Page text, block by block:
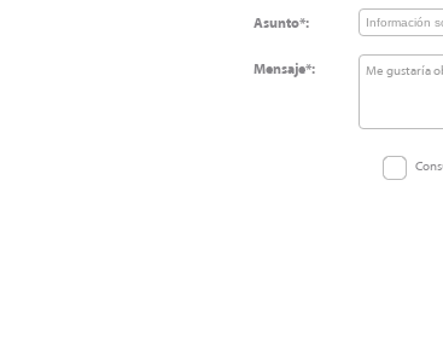
Asunto*:
Mensaje*: